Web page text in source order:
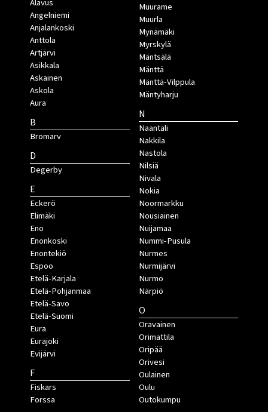
Alavus
Angelniemi
Anjalankoski
Anttola
Artjärvi
Asikkala
Askainen
Askola
Aura
B
Bromarv
D
Degerby
E
Eckerö
Elimäki
Eno
Enonkoski
Enontekiö
Espoo
Etelä-Karjala
Etelä-Pohjanmaa
Etelä-Savo
Etelä-Suomi
Eura
Eurajoki
Evijärvi
F
Fiskars
Forssa
Muurame
Muurla
Mynämäki
Myrskylä
Mäntsälä
Mänttä
Mänttä-Vilppula
Mäntyharju
N
Naantali
Nakkila
Nastola
Nilsiä
Nivala
Nokia
Noormarkku
Nousiainen
Nuijamaa
Nummi-Pusula
Nurmes
Nurmijärvi
Nurmo
Närpiö
O
Oravainen
Orimattila
Oripää
Orivesi
Oulainen
Oulu
Outokumpu